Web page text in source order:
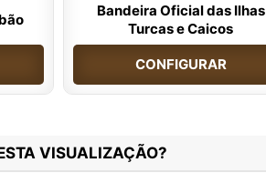
Bandeira Oficial das Ilhas
Turcas e Caicos
CONFIGURAR
VISUALIZAÇÃO?